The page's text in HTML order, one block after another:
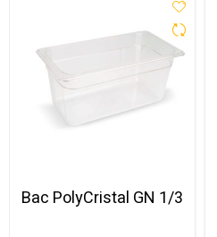
Bac PolyCristal GN 1/3